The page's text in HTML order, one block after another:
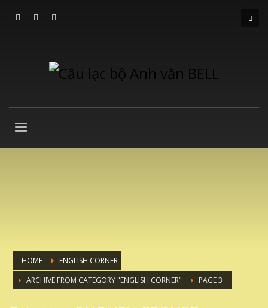
HOME
ENGLISH CORNER
ARCHIVE FROM CATEGORY "ENGLISH CORNER"
PAGE 3